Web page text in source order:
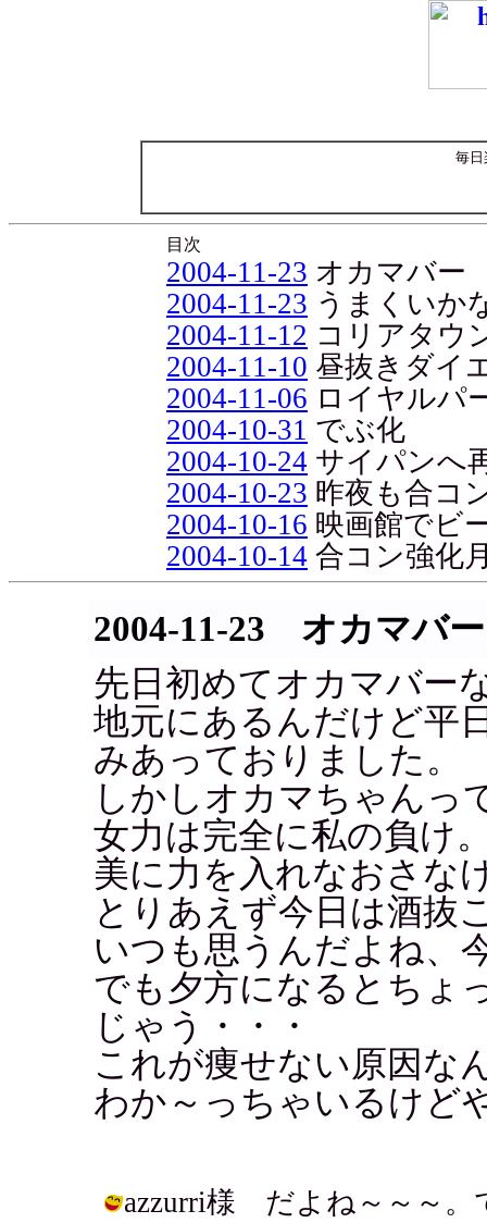
毎日
目次
2004-11-23 オカマバー
2004-11-23 うまくいか
2004-11-12 コリアタウ
2004-11-10 昼抜きダイ
2004-11-06 ロイヤルパ
2004-10-31 でぶ化
2004-10-24 サイパンへ
2004-10-23 昨夜も合コ
2004-10-16 映画館でビ
2004-10-14 合コン強化
2004-11-23 オカマバー
先日初めてオカマバー
地元にあるんだけど平
みあっておりました。
しかしオカマちゃんっ
女力は完全に私の負け
美に力を入れなおさな
とりあえず今日は酒抜
いつも思うんだよね、
でも夕方になるとちょ
じゃう・・・
これが痩せない原因な
わか～っちゃいるけど
azzurri様 だよね～～～。